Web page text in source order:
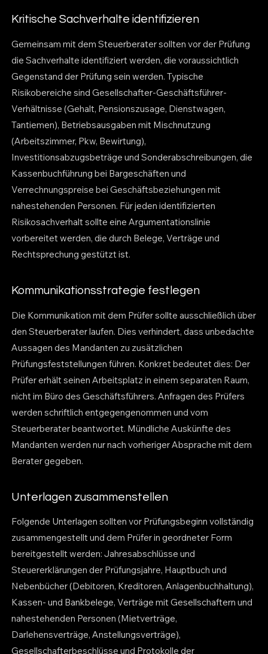
Kritische Sachverhalte identifizieren
Gemeinsam mit dem Steuerberater sollten vor der Prüfung
die Sachverhalte identifiziert werden, die voraussichtlich
Gegenstand der Prüfung sein werden. Typische
Risikobereiche sind Gesellschafter-Geschäftsführer-
Verhältnisse (Gehalt, Pensionszusage, Dienstwagen,
Tantiemen), Betriebsausgaben mit Mischnutzung
(Arbeitszimmer, Pkw, Bewirtung),
Investitionsabzugsbeträge und Sonderabschreibungen, die
Kassenbuchführung bei Bargeschäften und
Verrechnungspreise bei Geschäftsbeziehungen mit
nahestehenden Personen. Für jeden identifizierten
Risikosachverhalt sollte eine Argumentationslinie
vorbereitet werden, die durch Belege, Verträge und
Rechtsprechung gestützt ist.
Kommunikationsstrategie festlegen
Die Kommunikation mit dem Prüfer sollte ausschließlich über
den Steuerberater laufen. Dies verhindert, dass unbedachte
Aussagen des Mandanten zu zusätzlichen
Prüfungsfeststellungen führen. Konkret bedeutet dies: Der
Prüfer erhält seinen Arbeitsplatz in einem separaten Raum,
nicht im Büro des Geschäftsführers. Anfragen des Prüfers
werden schriftlich entgegengenommen und vom
Steuerberater beantwortet. Mündliche Auskünfte des
Mandanten werden nur nach vorheriger Absprache mit dem
Berater gegeben.
Unterlagen zusammenstellen
Folgende Unterlagen sollten vor Prüfungsbeginn vollständig
zusammengestellt und dem Prüfer in geordneter Form
bereitgestellt werden: Jahresabschlüsse und
Steuererklärungen der Prüfungsjahre, Hauptbuch und
Nebenbücher (Debitoren, Kreditoren, Anlagenbuchhaltung),
Kassen- und Bankbelege, Verträge mit Gesellschaftern und
nahestehenden Personen (Mietverträge,
Darlehensverträge, Anstellungsverträge),
Gesellschafterbeschlüsse und Protokolle der